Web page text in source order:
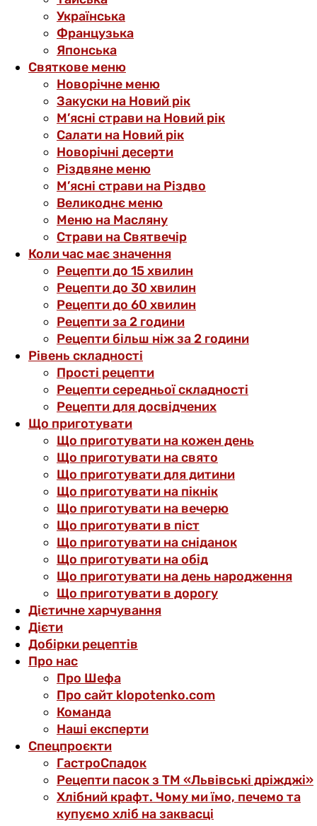
Українська
Французька
Японська
Святкове меню
Новорічне меню
Закуски на Новий рік
М’ясні страви на Новий рік
Салати на Новий рік
Новорічні десерти
Різдвяне меню
М’ясні страви на Різдво
Великоднє меню
Меню на Масляну
Страви на Святвечір
Коли час має значення
Рецепти до 15 хвилин
Рецепти до 30 хвилин
Рецепти до 60 хвилин
Рецепти за 2 години
Рецепти більш ніж за 2 години
Рівень складності
Прості рецепти
Рецепти середньої складності
Рецепти для досвідчених
Що приготувати
Що приготувати на кожен день
Що приготувати на свято
Що приготувати для дитини
Що приготувати на пікнік
Що приготувати на вечерю
Що приготувати в піст
Що приготувати на сніданок
Що приготувати на обід
Що приготувати на день народження
Що приготувати в дорогу
Дієтичне харчування
Дієти
Добірки рецептів
Про нас
Про Шефа
Про сайт klopotenko.com
Команда
Наші експерти
Спецпроєкти
ГастроСпадок
Рецепти пасок з ТМ «Львівські дріжджі»
Хлібний крафт. Чому ми їмо, печемо та
купуємо хліб на заквасці